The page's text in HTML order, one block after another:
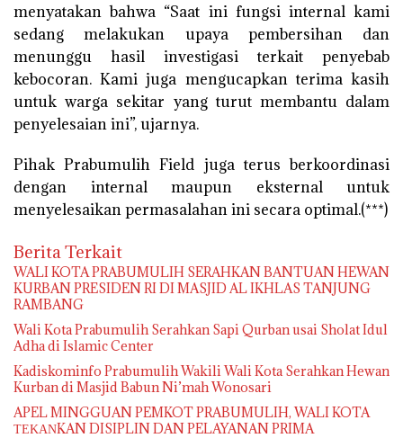
menyatakan bahwa “Saat ini fungsi internal kami
sedang melakukan upaya pembersihan dan
menunggu hasil investigasi terkait penyebab
kebocoran. Kami juga mengucapkan terima kasih
untuk warga sekitar yang turut membantu dalam
penyelesaian ini”, ujarnya.
Pihak Prabumulih Field juga terus berkoordinasi
dengan internal maupun eksternal untuk
menyelesaikan permasalahan ini secara optimal.(***)
Berita Terkait
WALI KOTA PRABUMULIH SERAHKAN BANTUAN HEWAN
KURBAN PRESIDEN RI DI MASJID AL IKHLAS TANJUNG
RAMBANG
Wali Kota Prabumulih Serahkan Sapi Qurban usai Sholat Idul
Adha di Islamic Center
Kadiskominfo Prabumulih Wakili Wali Kota Serahkan Hewan
Kurban di Masjid Babun Ni’mah Wonosari
APEL MINGGUAN PEMKOT PRABUMULIH, WALI KOTA
ΤΕΚΑΝKAN DISIPLIN DAN PELAYANAN PRIMA